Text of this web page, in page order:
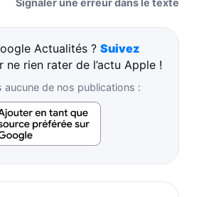
Actualités ? Suivez
ne rien rater de l’actu Apple !
aucune de nos publications :